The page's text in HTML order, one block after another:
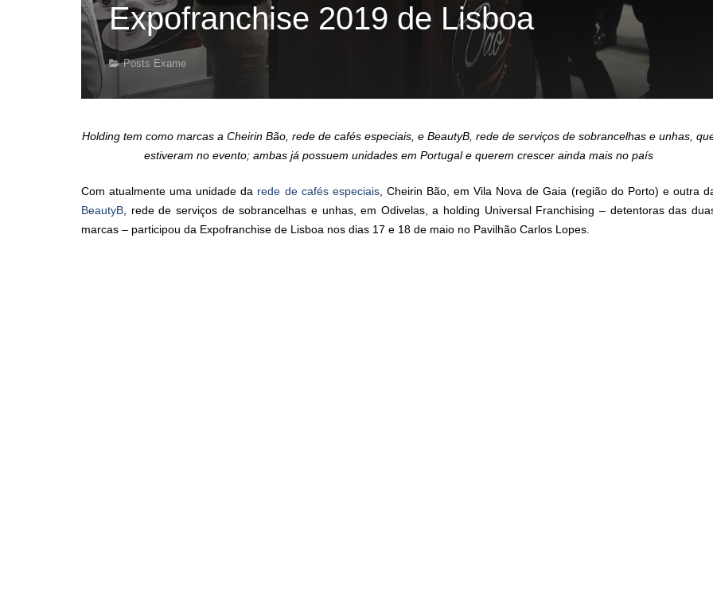
Expofranchise 2019 de Lisboa
Posts Exame
Holding tem como marcas a Cheirin Bão, rede de cafés especiais, e BeautyB, rede de serviços de sobrancelhas e unhas,
estiveram no evento; ambas já possuem unidades em Portugal e querem crescer ainda mais no país
Com atualmente uma unidade da rede de cafés especiais, Cheirin Bão, em Vila Nova de Gaia (região do Porto) e outra
BeautyB , rede de serviços de sobrancelhas e unhas, em Odivelas, a holding Universal Franchising – detentoras das
marcas – participou da Expofranchise de Lisboa nos dias 17 e 18 de maio no Pavilhão Carlos Lopes.